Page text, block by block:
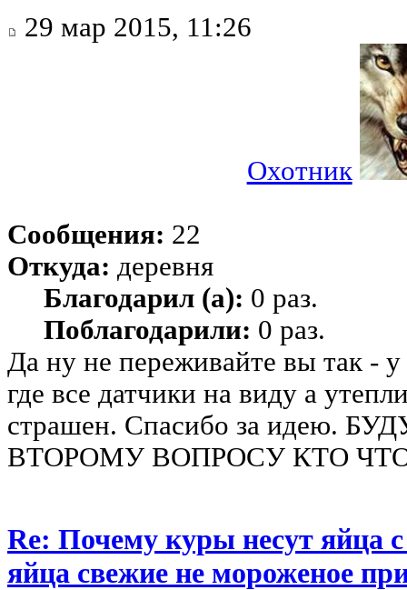
29 мар 2015, 11:26
Охотник
Сообщения: 22
Откуда: деревня
Благодарил (а): 0 раз.
Поблагодарили: 0 раз.
Да ну не переживайте вы так -
где все датчики на виду а
страшен. Спасибо за идею.
ВТОРОМУ ВОПРОСУ КТО
Re: Почему куры несут яйца
яйца свежие не мороженое